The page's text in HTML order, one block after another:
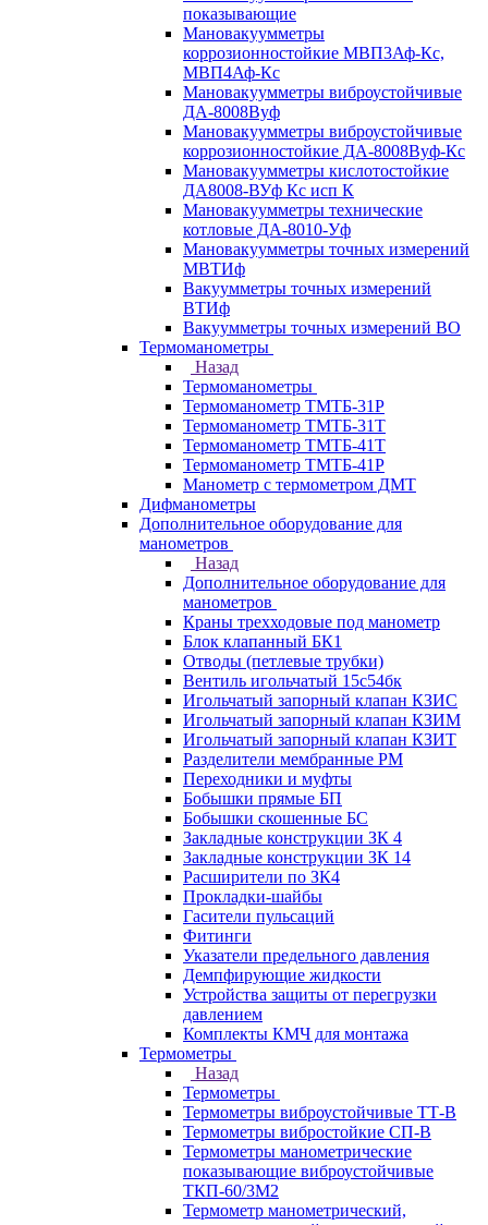
показывающие
Мановакуумметры
коррозионностойкие МВП3Аф-Кс,
МВП4Аф-Кс
Мановакуумметры виброустойчивые
ДА-8008Вуф
Мановакуумметры виброустойчивые
коррозионностойкие ДА-8008Вуф-Кс
Мановакуумметры кислотостойкие
ДА8008-ВУф Кс исп К
Мановакуумметры технические
котловые ДА-8010-Уф
Мановакуумметры точных измерений
МВТИф
Вакуумметры точных измерений
ВТИф
Вакуумметры точных измерений ВО
Термоманометры
Назад
Термоманометры
Термоманометр ТМТБ-31Р
Термоманометр ТМТБ-31Т
Термоманометр ТМТБ-41Т
Термоманометр ТМТБ-41Р
Манометр с термометром ДМТ
Дифманометры
Дополнительное оборудование для
манометров
Назад
Дополнительное оборудование для
манометров
Краны трехходовые под манометр
Блок клапанный БК1
Отводы (петлевые трубки)
Вентиль игольчатый 15с54бк
Игольчатый запорный клапан КЗИС
Игольчатый запорный клапан КЗИМ
Игольчатый запорный клапан КЗИТ
Разделители мембранные РМ
Переходники и муфты
Бобышки прямые БП
Бобышки скошенные БС
Закладные конструкции ЗК 4
Закладные конструкции ЗК 14
Расширители по ЗК4
Прокладки-шайбы
Гасители пульсаций
Фитинги
Указатели предельного давления
Демпфирующие жидкости
Устройства защиты от перегрузки
давлением
Комплекты КМЧ для монтажа
Термометры
Назад
Термометры
Термометры виброустойчивые ТТ-В
Термометры вибростойкие СП-В
Термометры манометрические
показывающие виброустойчивые
ТКП-60/3М2
Термометр манометрический,